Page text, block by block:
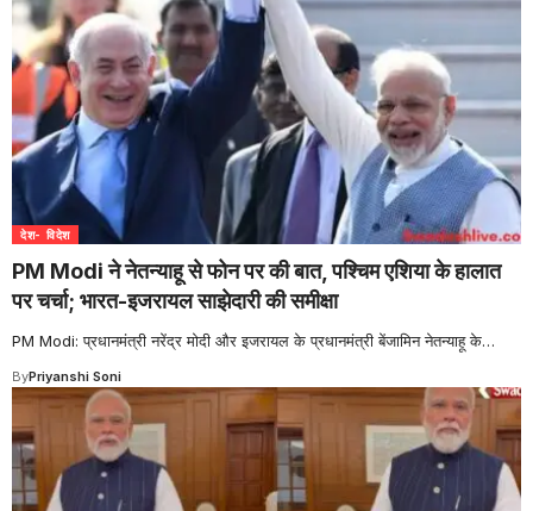
देश- विदेश
PM Modi ने नेतन्याहू से फोन पर की बात, पश्चिम एशिया के हालात
पर चर्चा; भारत-इजरायल साझेदारी की समीक्षा
PM Modi: प्रधानमंत्री नरेंद्र मोदी और इजरायल के प्रधानमंत्री बेंजामिन नेतन्याहू के…
ByPriyanshi Soni